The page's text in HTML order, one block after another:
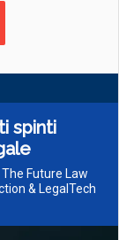
spinti
Future Law
& LegalTech